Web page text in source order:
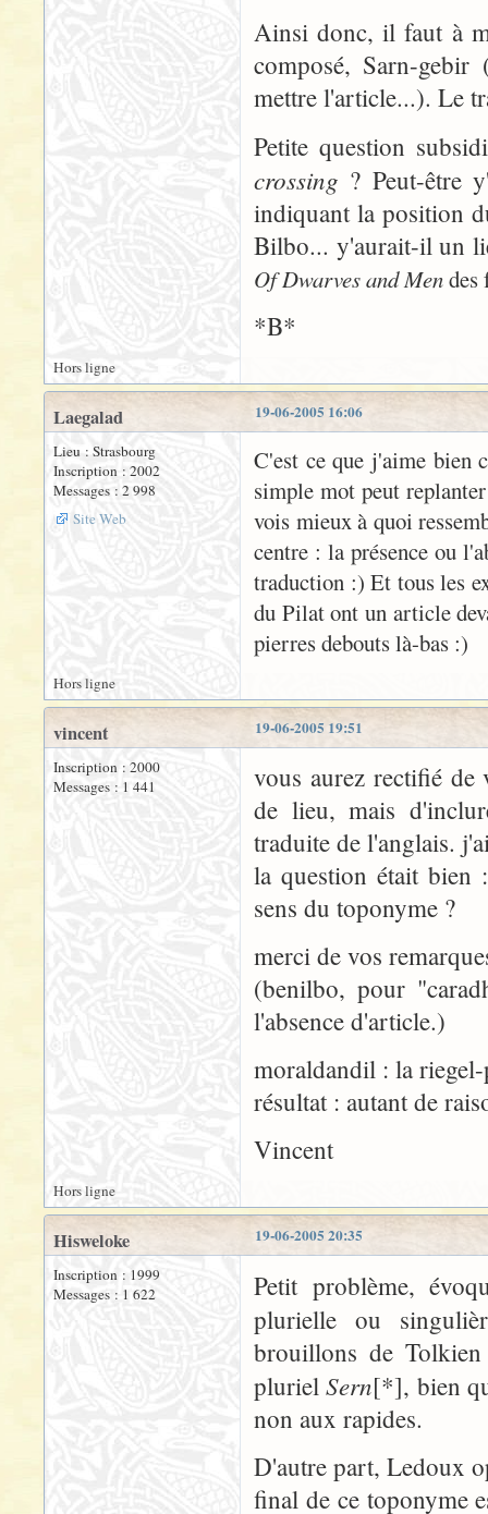
Ainsi donc, il faut à
composé, Sarn-
mettre l'article...). Le
Petite question
crossing ? Peut-être
indiquant la position
Bilbo... y'aurait-il un
Of Dwarves and Mendes
*B*
Hors ligne
19-06-2005 16:06
Laegalad
Lieu : Strasbourg
Inscription : 2002
Messages : 2 998
Site Web
C'est ce que j'aime bien
simple mot peut
vois mieux à quoi
centre : la présence ou
traduction :) Et tous les
du Pilat ont un article
pierres debouts là-bas :)
Hors ligne
19-06-2005 19:51
vincent
Inscription : 2000
Messages : 1 441
vous aurez rectifié
de lieu, mais
traduite de l'anglais.
la question était bien
sens du toponyme ?
merci de vos
(benilbo, pour
l'absence d'article.)
moraldandil : la
résultat : autant de
Vincent
Hors ligne
19-06-2005 20:35
Hisweloke
Inscription : 1999
Messages : 1 622
Petit problème,
plurielle ou
brouillons de Tolkien
plurielSern[*], bien
non aux rapides.
D'autre part, Ledoux
final de ce toponyme